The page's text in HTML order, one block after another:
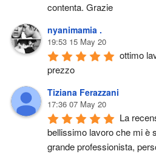
contenta. Grazie
nyanimamia .
19:53 15 May 20
ottimo
prezzo
Tiziana Ferazzani
17:36 07 May 20
La
bellissimo lavoro che mi è
grande professionista,